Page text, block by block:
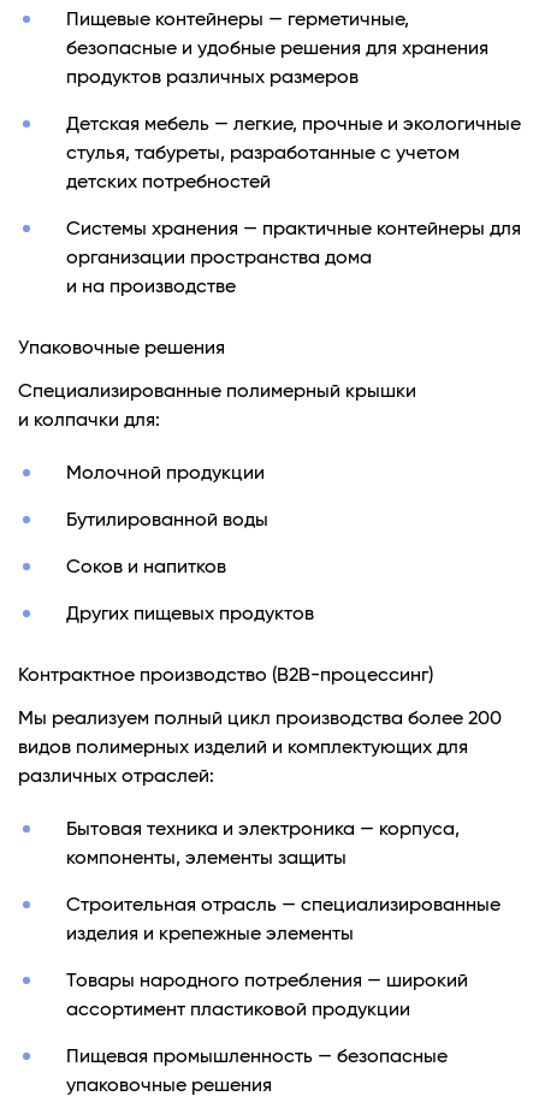
Пищевые контейнеры — герметичные,
безопасные и удобные решения для хранения
продуктов различных размеров
Детская мебель — легкие, прочные и экологичные
стулья, табуреты, разработанные с учетом
детских потребностей
Системы хранения — практичные контейнеры для
организации пространства дома
и на производстве
Упаковочные решения
Специализированные полимерный крышки
и колпачки для:
Молочной продукции
Бутилированной воды
Соков и напитков
Других пищевых продуктов
Контрактное производство (B2B-процессинг)
Мы реализуем полный цикл производства более 200
видов полимерных изделий и комплектующих для
различных отраслей:
Бытовая техника и электроника — корпуса,
компоненты, элементы защиты
Строительная отрасль — специализированные
изделия и крепежные элементы
Товары народного потребления — широкий
ассортимент пластиковой продукции
Пищевая промышленность — безопасные
упаковочные решения